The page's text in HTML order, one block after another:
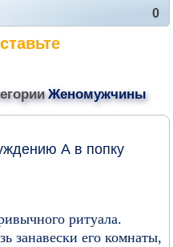
0
Женомужчины
А в попку
ритуала.
занавески его комнаты,